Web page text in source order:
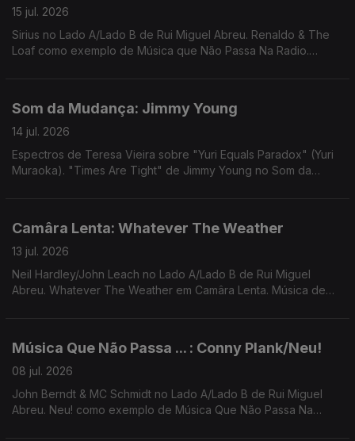
15 jul. 2026
Sirius no Lado A/Lado B de Rui Miguel Abreu. Renaldo & The
Loaf como exemplo de Música que Não Passa Na Radio.
Som da Mudança: Jimmy Young
14 jul. 2026
Espectros de Teresa Vieira sobre "Yuri Equals Paradox" (Yuri
Muraoka). "Times Are Tight" de Jimmy Young no Som da
Camâra Lenta: Whatever The Weather
13 jul. 2026
Neil Hardley/John Leach no Lado A/Lado B de Rui Miguel
Abreu. Whatever The Weather em Camâra Lenta. Música de
Música Que Não Passa ... : Conny Plank/Neu!
08 jul. 2026
John Berndt & MC Schmidt no Lado A/Lado B de Rui Miguel
Abreu. Neu! como exemplo de Música Que Não Passa Na